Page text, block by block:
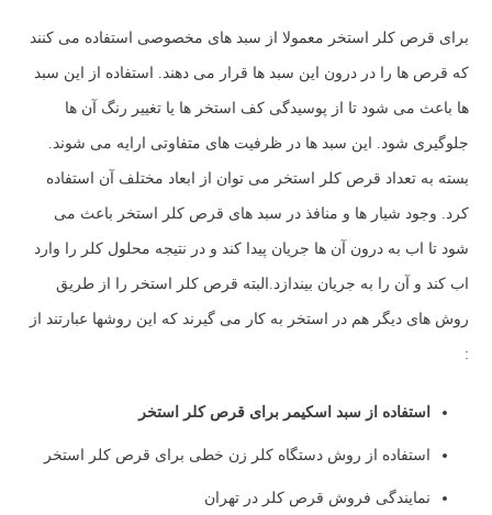
برای قرص کلر استخر معمولا از سبد های مخصوصی استفاده می کنند
که قرص ها را در درون این سبد ها قرار می دهند. استفاده از این سبد
ها باعث می شود تا از پوسیدگی کف استخر ها یا تغییر رنگ آن ها
جلوگیری شود. این سبد ها در ظرفیت های متفاوتی ارایه می شوند.
بسته به تعداد قرص کلر استخر می توان از ابعاد مختلف آن استفاده
کرد. وجود شیار ها و منافذ در سبد های قرص کلر استخر باعث می
شود تا اب به درون آن ها جریان پیدا کند و در نتیجه محلول کلر را وارد
اب کند و آن را به جریان بیندازد.البته قرص کلر استخر را از طریق
روش های دیگر هم در استخر به کار می گیرند که این روشها عبارتند از
:
استفاده از سبد اسکیمر برای قرص کلر استخر
استفاده از روش دستگاه کلر زن خطی برای قرص کلر استخر
نمایندگی فروش قرص کلر در تهران